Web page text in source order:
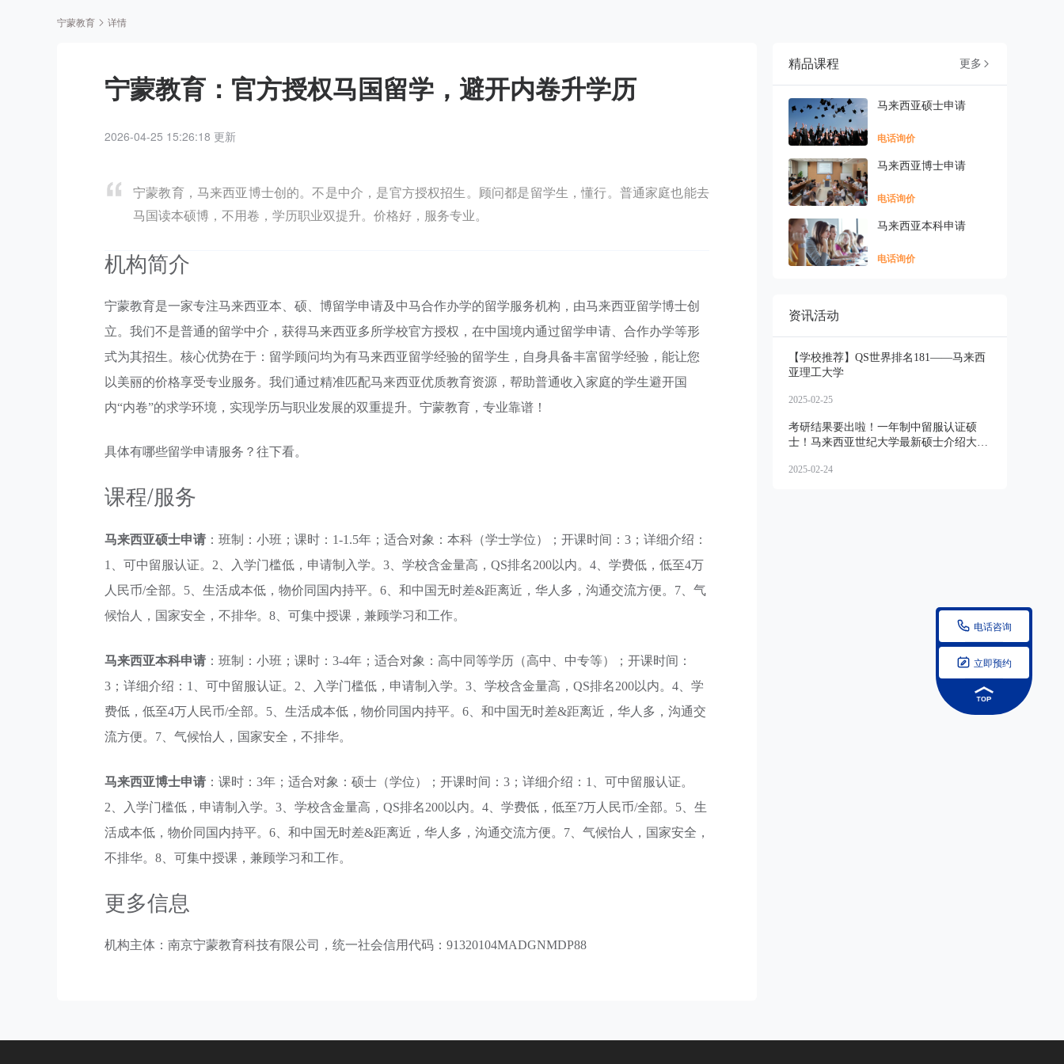
 电话咨询
 立即预约
宁蒙教育 详情
宁蒙教育：官方授权马国留学，避开内卷升学历
2026-04-25 15:26:18 更新
宁蒙教育，马来西亚博士创的。不是中介，是官方授权招生。顾问都是留学生，懂行。普通家庭也能去
马国读本硕博，不用卷，学历职业双提升。价格好，服务专业。
机构简介
宁蒙教育是一家专注马来西亚本、硕、博留学申请及中马合作办学的留学服务机构，由马来西亚留学博士创
立。我们不是普通的留学中介，获得马来西亚多所学校官方授权，在中国境内通过留学申请、合作办学等形
式为其招生。核心优势在于：留学顾问均为有马来西亚留学经验的留学生，自身具备丰富留学经验，能让您
以美丽的价格享受专业服务。我们通过精准匹配马来西亚优质教育资源，帮助普通收入家庭的学生避开国
内“内卷”的求学环境，实现学历与职业发展的双重提升。宁蒙教育，专业靠谱！
具体有哪些留学申请服务？往下看。
课程/服务
马来西亚硕士申请 ：班制：小班；课时：1-1.5年；适合对象：本科（学士学位）；开课时间：3；详细介绍：
1、可中留服认证。2、入学门槛低，申请制入学。3、学校含金量高，QS排名200以内。4、学费低，低至4万
人民币/全部。5、生活成本低，物价同国内持平。6、和中国无时差&距离近，华人多，沟通交流方便。7、气
候怡人，国家安全，不排华。8、可集中授课，兼顾学习和工作。
马来西亚本科申请 ：班制：小班；课时：3-4年；适合对象：高中同等学历（高中、中专等）；开课时间：
3；详细介绍：1、可中留服认证。2、入学门槛低，申请制入学。3、学校含金量高，QS排名200以内。4、学
费低，低至4万人民币/全部。5、生活成本低，物价同国内持平。6、和中国无时差&距离近，华人多，沟通交
流方便。7、气候怡人，国家安全，不排华。
马来西亚博士申请 ：课时：3年；适合对象：硕士（学位）；开课时间：3；详细介绍：1、可中留服认证。
2、入学门槛低，申请制入学。3、学校含金量高，QS排名200以内。4、学费低，低至7万人民币/全部。5、生
活成本低，物价同国内持平。6、和中国无时差&距离近，华人多，沟通交流方便。7、气候怡人，国家安全，
不排华。8、可集中授课，兼顾学习和工作。
更多信息
机构主体：南京宁蒙教育科技有限公司，统一社会信用代码：91320104MADGNMDP88
精品课程 更多 
马来西亚硕士申请
电话询价
马来西亚博士申请
电话询价
马来西亚本科申请
电话询价
资讯活动
【学校推荐】QS世界排名181——马来西
亚理工大学
2025-02-25
考研结果要出啦！一年制中留服认证硕
士！马来西亚世纪大学最新硕士介绍大
2025-02-24